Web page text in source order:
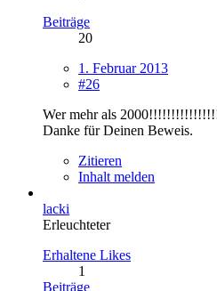
Beiträge
20
1. Februar 2013
#26
Wer mehr als
Danke für Deinen Beweis.
Zitieren
Inhalt melden
lacki
Erleuchteter
Erhaltene Likes
1
Beiträge